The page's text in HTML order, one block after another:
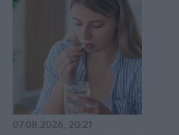
07.08.2026, 20:21